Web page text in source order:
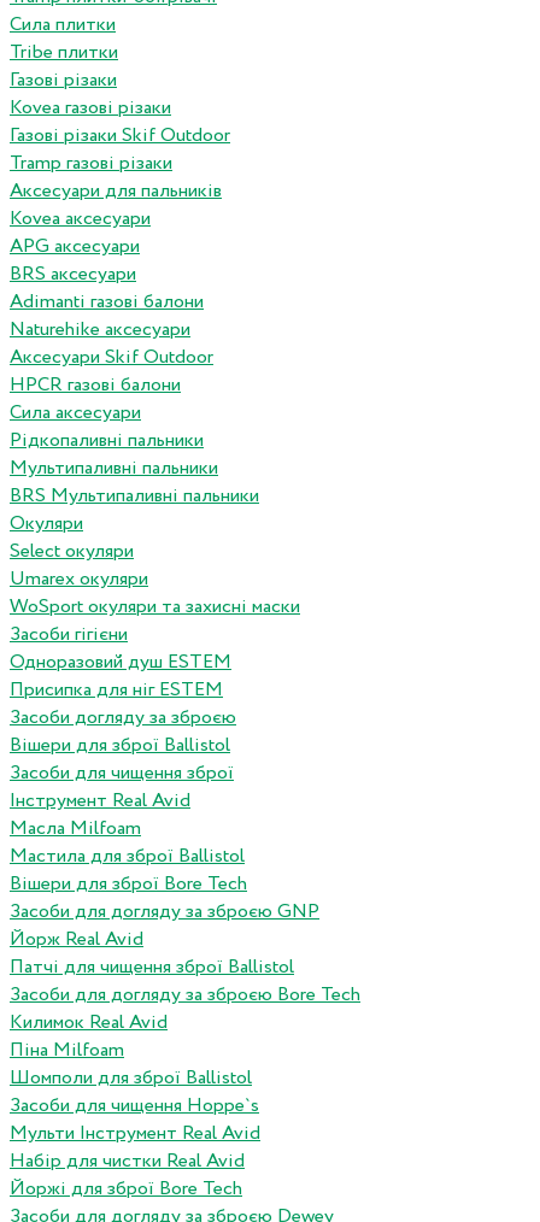
Сила плитки
Tribe плитки
Газові різаки
Kovea газові різаки
Газові різаки Skif Outdoor
Tramp газові різаки
Аксесуари для пальників
Kovea аксесуари
APG аксесуари
BRS аксесуари
Adimanti газові балони
Naturehike аксесуари
Аксесуари Skif Outdoor
HPCR газові балони
Сила аксесуари
Рідкопаливні пальники
Мультипаливні пальники
BRS Мультипаливні пальники
Окуляри
Select окуляри
Umarex окуляри
WoSport окуляри та захисні маски
Засоби гігієни
Одноразовий душ ESTEM
Присипка для ніг ESTEM
Засоби догляду за зброєю
Вішери для зброї Ballistol
Засоби для чищення зброї
Інструмент Real Avid
Масла Milfoam
Мастила для зброї Ballistol
Вішери для зброї Bore Tech
Засоби для догляду за зброєю GNP
Йорж Real Avid
Патчі для чищення зброї Ballistol
Засоби для догляду за зброєю Bore Tech
Килимок Real Avid
Піна Milfoam
Шомполи для зброї Ballistol
Засоби для чищення Hoppe`s
Мульти Інструмент Real Avid
Набір для чистки Real Avid
Йоржі для зброї Bore Tech